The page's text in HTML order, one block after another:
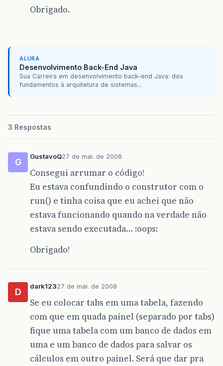
/**
     * @param args the command line arguments
new
testeaba
});
Obrigado.
ALURA
Desenvolvimento Back-End Java
Sua Carreira em desenvolvimento back-end Java: dos
fundamentos à arquitetura de sistemas...
3 Respostas
G
GustavoQ27 de mai. de 2008
Consegui arrumar o código!
Eu estava confundindo o construtor com o
run() e tinha coisa que eu achei que não
estava funcionando quando na verdade não
estava sendo executada… :oops:
Obrigado!
D
dark12327 de mai. de 2008
Se eu colocar tabs em uma tabela, fazendo
com que em quada painel (separado por tabs)
fique uma tabela com um banco de dados em
uma e um banco de dados para salvar os
cálculos em outro painel. Será que dar pra